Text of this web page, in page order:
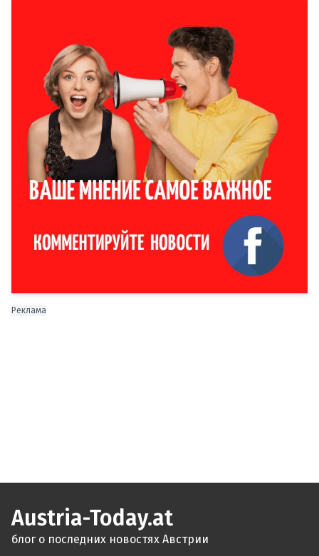
Реклама
Austria-Today.at
блог о последних новостях Австрии